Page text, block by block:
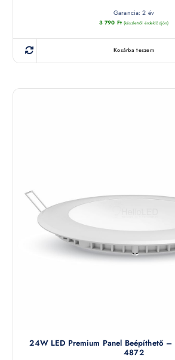
Garancia: 2 év
3 790 Ft (készletről érdeklődjön)
Kosárba teszem
24W LED Premium Panel Beépíthető
4872